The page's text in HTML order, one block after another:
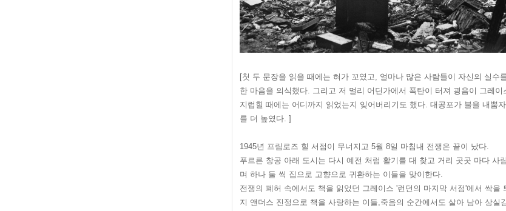
[첫 두 문장을 읽을 때에는 혀가 꼬였고, 얼마나 많은 사람들이 자신의 실수
한 마음을 의식했다. 그리고 저 멀리 어딘가에서 폭탄이 터져 굉음이 그레이
지럽힐 때에는 어디까지 읽었는지 잊어버리기도 했다. 대공포가 불을 내뿜
를 더 높였다. ]
1945년 프림로즈 힐 서점이 무너지고 5월 8일 마침내 전쟁은 끝이 났다.
푸르른 창공 아래 도시는 다시 예전 처럼 활기를 대 찾고 거리 곳곳 마다 사
며 하나 둘 씩 집으로 고향으로 귀환하는 이들을 맞이한다.
전쟁의 폐허 속에서도 책을 읽었던 그레이스 '런던의 마지막 서점'에서 싹을
지 앤더스 진정으로 책을 사랑하는 이들,죽음의 순간에서도 살아 남아 상실